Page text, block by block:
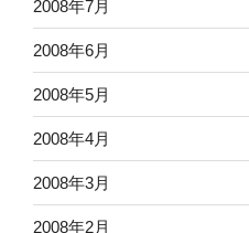
2008年7月
2008年6月
2008年5月
2008年4月
2008年3月
2008年2月